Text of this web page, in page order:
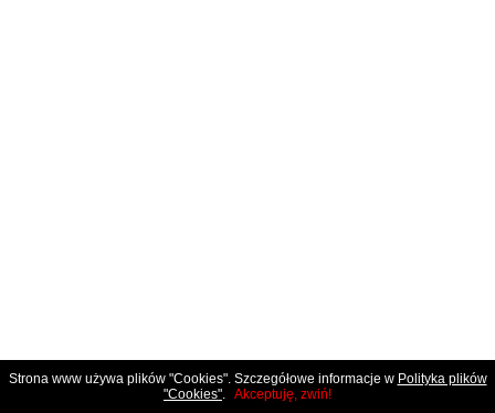
Strona www używa plików "Cookies". Szczegółowe informacje w Polityka plików
"Cookies". Akceptuję, zwiń!